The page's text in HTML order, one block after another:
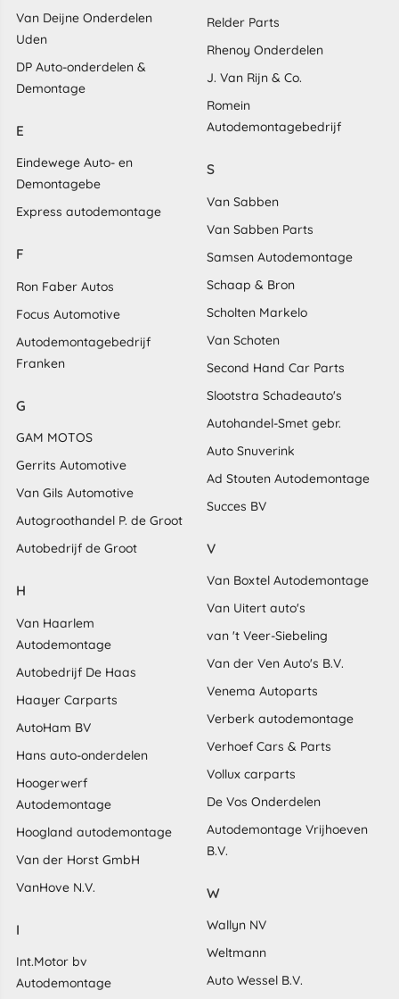
Van Deijne Onderdelen
Uden
DP Auto-onderdelen &
Demontage
E
Eindewege Auto- en
Demontagebe
Express autodemontage
F
Ron Faber Autos
Focus Automotive
Autodemontagebedrijf
Franken
G
GAM MOTOS
Gerrits Automotive
Van Gils Automotive
Autogroothandel P. de Groot
Autobedrijf de Groot
H
Van Haarlem
Autodemontage
Autobedrijf De Haas
Haayer Carparts
AutoHam BV
Hans auto-onderdelen
Hoogerwerf
Autodemontage
Hoogland autodemontage
Van der Horst GmbH
VanHove N.V.
I
Int.Motor bv
Autodemontage
Relder Parts
Rhenoy Onderdelen
J. Van Rijn & Co.
Romein
Autodemontagebedrijf
S
Van Sabben
Van Sabben Parts
Samsen Autodemontage
Schaap & Bron
Scholten Markelo
Van Schoten
Second Hand Car Parts
Slootstra Schadeauto's
Autohandel-Smet gebr.
Auto Snuverink
Ad Stouten Autodemontage
Succes BV
V
Van Boxtel Autodemontage
Van Uitert auto's
van 't Veer-Siebeling
Van der Ven Auto's B.V.
Venema Autoparts
Verberk autodemontage
Verhoef Cars & Parts
Vollux carparts
De Vos Onderdelen
Autodemontage Vrijhoeven
B.V.
W
Wallyn NV
Weltmann
Auto Wessel B.V.